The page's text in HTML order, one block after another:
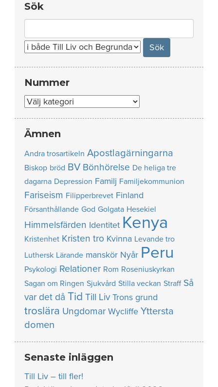
Sök
for:
Nummer
Nummer
Ämnen
Andra trosartikeln Apostlagärningarna
Biskop bröd BV Bönhörelse De heliga tre
dagarna Depression Familj Familjekommunion
Fariseism Filipperbrevet Finland
Försanthållande God Golgata Hesekiel
Himmelsfärden Identitet Kenya
Kristenhet Kristen tro Kvinna Levande tro
Luthersk Lärande manskör Nyår Peru
Psykologi Relationer Rom Roseniuskyrkan
Sagan om Ringen Sjukvård Stilla veckan Straff Så
var det då Tid Till Liv Trons grund
troslära Ungdomar Wycliffe Yttersta
domen
Senaste inläggen
Till Liv – till fler!